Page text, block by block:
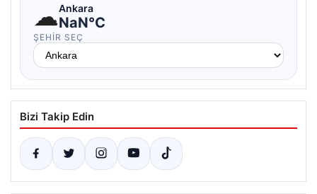
☁Ankara
NaN°C
ŞEHIR SEÇ
Bizi Takip Edin